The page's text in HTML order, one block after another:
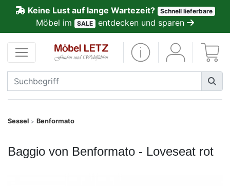
Keine Lust auf lange Wartezeit? Schnell lieferbare
Möbel im SALE entdecken und sparen
Sessel > Benformato
Baggio von Benformato - Loveseat rot
Kundenmeinungen
Anmelden
PREMIUM
Schnell